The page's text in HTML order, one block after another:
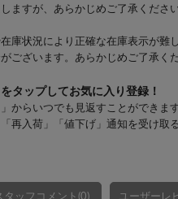
ますが、あらかじめご了承ください
庫状況により正確な在庫表示が難し
ございます。あらかじめご了承くだ
をタップしてお気に入り登録！
からいつでも見返すことができます
再入荷」「値下げ」通知を受け取